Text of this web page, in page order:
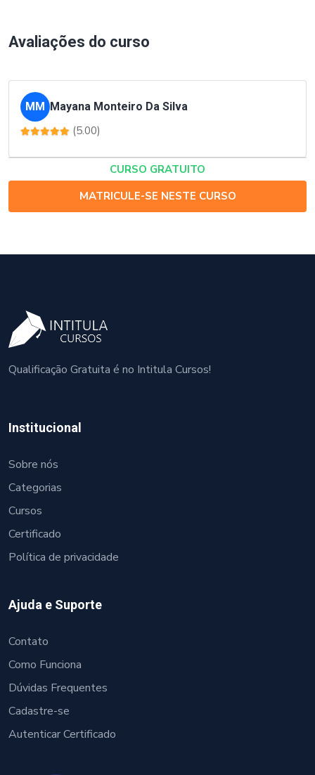
Avaliações do curso
MM Mayana Monteiro Da Silva
(5.00)
CURSO GRATUITO
MATRICULE-SE NESTE CURSO
Qualificação Gratuita é no Intitula Cursos!
Institucional
Sobre nós
Categorias
Cursos
Certificado
Política de privacidade
Ajuda e Suporte
Contato
Como Funciona
Dúvidas Frequentes
Cadastre-se
Autenticar Certificado